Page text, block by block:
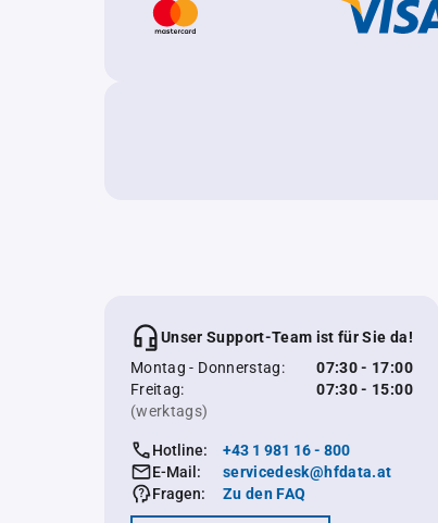
Unser Support-Team ist für Sie da!
Montag - Donnerstag:
07:30 - 17:00
Freitag:
07:30 - 15:00
(werktags)
Hotline:
+43 1 981 16 - 800
E-Mail:
servicedesk@hfdata.at
Fragen:
Zu den FAQ